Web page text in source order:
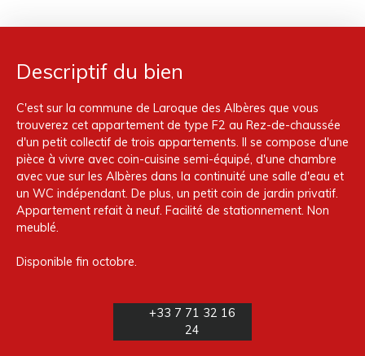
Descriptif du bien
C'est sur la commune de Laroque des Albères que vous
trouverez cet appartement de type F2 au Rez-de-chaussée
d'un petit collectif de trois appartements. Il se compose d'une
pièce à vivre avec coin-cuisine semi-équipé, d'une chambre
avec vue sur les Albères dans la continuité une salle d'eau et
un WC indépendant. De plus, un petit coin de jardin privatif.
Appartement refait à neuf. Facilité de stationnement. Non
meublé.
Disponible fin octobre.
+33 7 71 32 16
24